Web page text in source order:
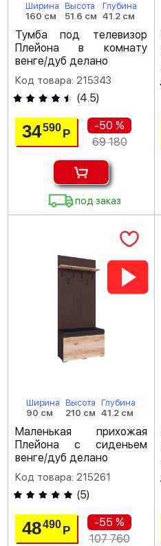
Ширина
160 см
Высота
51.6 см
Глубина
41.2 см
Тумба под телевизор
Плейона в комнату
венге/дуб делано
Код товара: 215343
(4.5)
34590Р
-50 %
69 180
под заказ
Ширина
90 см
Высота
210 см
Глубина
41.2 см
Маленькая прихожая
Плейона с сиденьем
венге/дуб делано
Код товара: 215261
(5)
48490Р
-55 %
107 760